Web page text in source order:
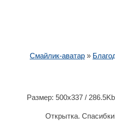
Смайлик-аватар »
Размер: 500x337 /
Открытка.